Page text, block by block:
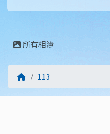
所有相簿
回首頁
113